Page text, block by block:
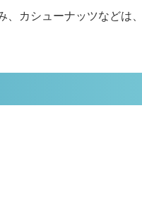
、カシューナッツなどは